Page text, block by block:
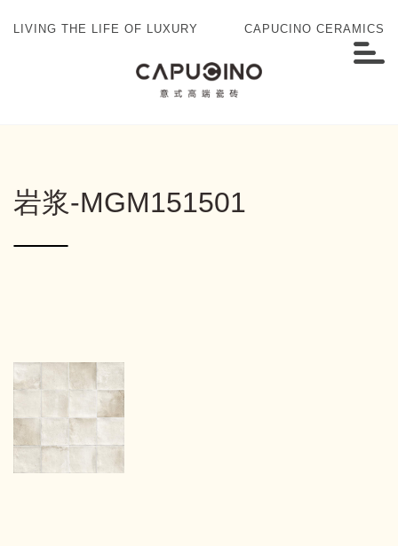
LIVING THE LIFE OF LUXURY CAPUCINO CERAMICS
岩浆-MGM151501